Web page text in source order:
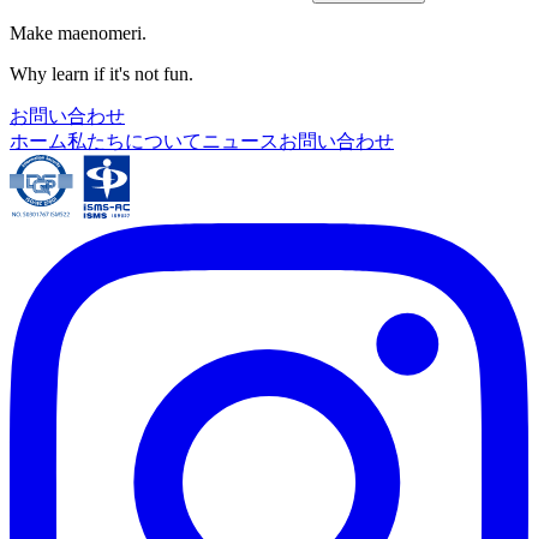
Make maenomeri.
Why learn if it's not fun.
お問い合わせ
ホーム私たちについてニュースお問い合わせ